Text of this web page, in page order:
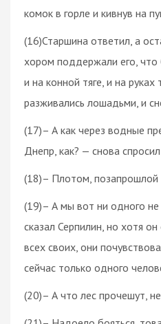
комок в горле и кивнув на
(16)Старшина ответил, а
хором поддержали его,
и на конной тяге, и на руках
разживались лошадьми, и
(17)– А как через водные
Днепр, как? — снова
(18)– Плотом,
(19)– А мы вот ни одного не
сказал Серпилин, но хотя
всех своих, они
сейчас только одного
(20)– А что лес прочешут,